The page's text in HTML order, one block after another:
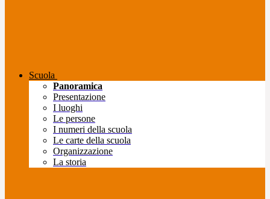
Scuola
Panoramica
Presentazione
I luoghi
Le persone
I numeri della scuola
Le carte della scuola
Organizzazione
La storia